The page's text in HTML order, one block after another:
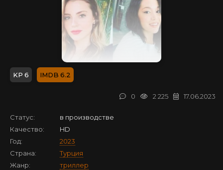
6 6.2
Статус:
в производстве
Качество:
HD
Год:
2023
Страна:
Турция
Жанр:
триллер
17.06.2023
2 225
0